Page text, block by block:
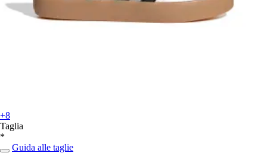
+8
Taglia
*
Guida alle taglie